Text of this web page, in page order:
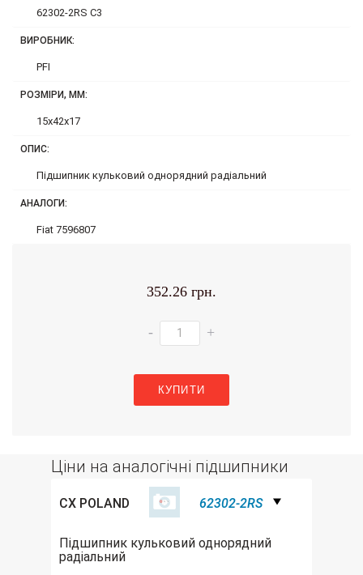
62302-2RS C3
ВИРОБНИК:
PFI
РОЗМІРИ, ММ:
15x42x17
ОПИС:
Підшипник кульковий однорядний радіальний
АНАЛОГИ:
Fiat 7596807
352.26 грн.
- +
КУПИТИ
Ціни на аналогічні підшипники
CX POLAND 62302-2RS
Підшипник кульковий однорядний
радіальний